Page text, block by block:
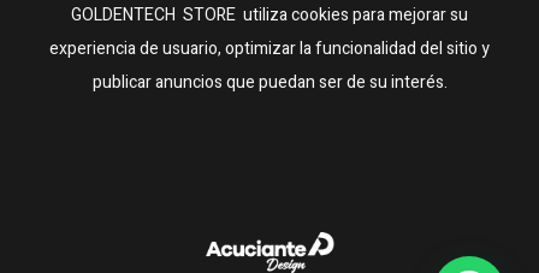
GOLDENTECH STORE utiliza cookies para mejorar su
experiencia de usuario, optimizar la funcionalidad del sitio y
publicar anuncios que puedan ser de su interés.